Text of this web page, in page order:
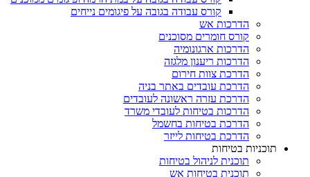
קורס עבודה בגובה על פיגומים נייחים
הדרכות אש
קורס חומרים מסוכנים
הדרכות ארגונומיה
הדרכות ריענון מלגזה
הדרכת צוות חירום
הדרכת עובדים באתר בניה
הדרכת עזרה ראשונה לעובדים
הדרכות בטיחות לעובדי משרד
הדרכת בטיחות בחשמל
הדרכת בטיחות לייזר
תוכניות בטיחות
תוכנית לניהול בטיחות
תוכנית בטיחות אש